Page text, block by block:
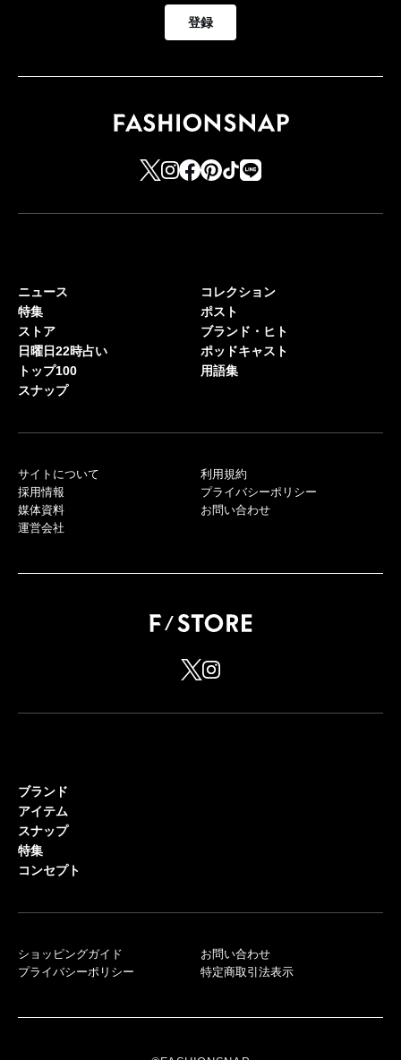
登録
ニュース
特集
ストア
日曜日22時占い
トップ100
スナップ
コレクション
ポスト
ブランド・ヒト
ポッドキャスト
用語集
サイトについて
採用情報
媒体資料
運営会社
利用規約
プライバシーポリシー
お問い合わせ
ブランド
アイテム
スナップ
特集
コンセプト
ショッピングガイド
プライバシーポリシー
お問い合わせ
特定商取引法表示